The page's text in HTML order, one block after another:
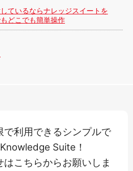
ているならナレッジスイートを
どこでも簡単操作
で利用できるシンプルで
Suite！
こちらからお願いしま